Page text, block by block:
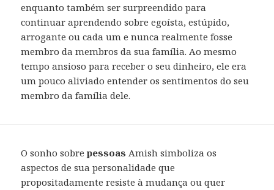
enquanto também ser surpreendido para
continuar aprendendo sobre egoísta, estúpido,
arrogante ou cada um e nunca realmente fosse
membro da membros da sua família. Ao mesmo
tempo ansioso para receber o seu dinheiro, ele era
um pouco aliviado entender os sentimentos do seu
membro da família dele.
O sonho sobrepessoas Amish simboliza os
aspectos de sua personalidade que
propositadamente resiste à mudança ou quer